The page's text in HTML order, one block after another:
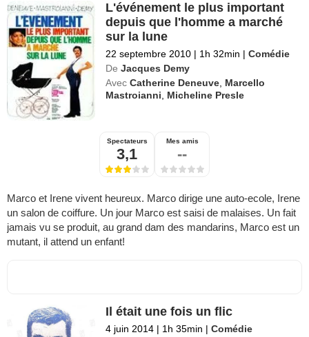
L'événement le plus important
depuis que l'homme a marché
sur la lune
22 septembre 2010 | 1h 32min | Comédie
De Jacques Demy
Avec Catherine Deneuve Marcello
Mastroianni
Micheline Presle
Spectateurs
3,1
Mes amis
--
Marco et Irene vivent heureux. Marco dirige une auto-ecole, Irene
un salon de coiffure. Un jour Marco est saisi de malaises. Un fait
jamais vu se produit, au grand dam des mandarins, Marco est un
mutant, il attend un enfant!
Il était une fois un flic
4 juin 2014 | 1h 35min | Comédie